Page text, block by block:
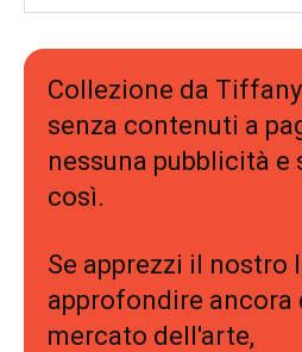
Collezione da
senza contenuti a
nessuna pubblicità e
così.
Se apprezzi il nostro
approfondire ancora
mercato dell'arte,